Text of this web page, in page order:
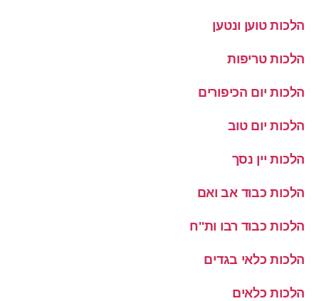
הלכות טוען ונטען
הלכות טריפות
הלכות יום הכיפורים
הלכות יום טוב
הלכות יין נסך
הלכות כבוד אב ואם
הלכות כבוד רבו ות''ח
הלכות כלאי בגדים
הלכות כלאים